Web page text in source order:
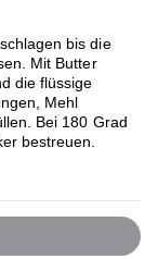
bis die
Mit Butter
die flüssige
Mehl
Bei 180 Grad
bestreuen.